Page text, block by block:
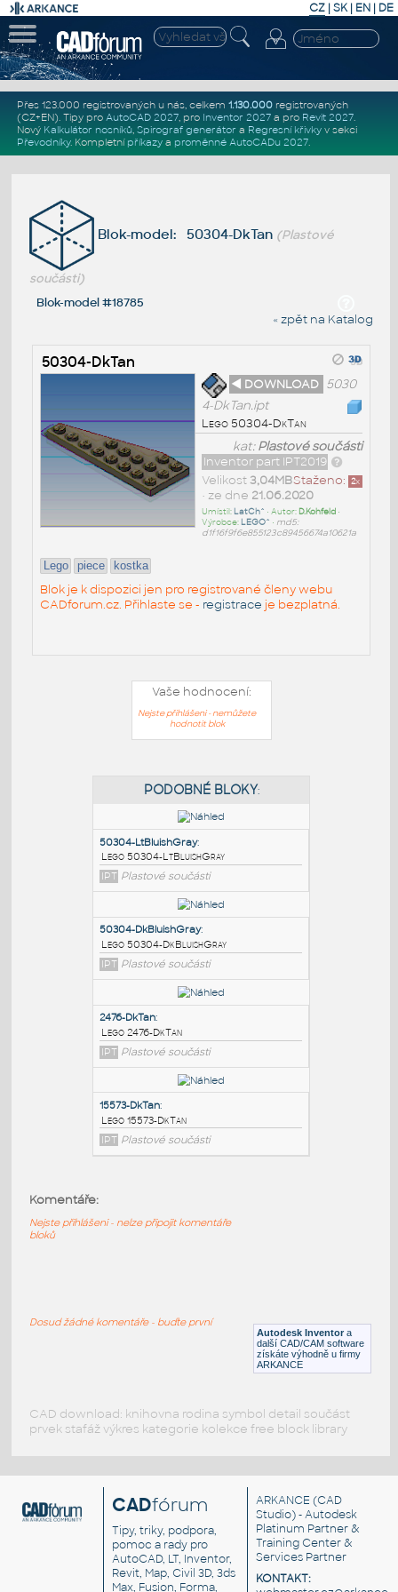
CZ | SK| EN | DE
Přes 123.000 registrovaných u nás, celkem 1.130.000registrovaných
(CZ+EN). Tipy pro AutoCAD 2027, pro Inventor 2027a pro Revit 2027.
Nový Kalkulátor nosníků, Spirograf generátor a Regresní křivkyv sekci
Převodníky. Kompletní příkazya proměnné AutoCADu 2027.
Blok-model: 50304-DkTan (Plastové
součásti)
Blok-model #18785
« zpět na Katalog
50304-DkTan
◄ DOWNLOAD 5030
4-DkTan.ipt
Lego 50304-DkTan
kat:Plastové součásti
Inventor part IPT2019
Staženo: 2x
Velikost3,04MB
• ze dne 21.06.2020
Umístil: LatCh^ • Autor: D.Kohfeld•
Výrobce: LEGO^ • md5:
d1f16f9f6e855123c89456674a10621a
Lego piece kostka
Blok je k dispozici jen pro registrované členy webu
CADforum.cz. Přihlaste se - registrace je bezplatná.
Vaše hodnocení:
Nejste přihlášeni - nemůžete
hodnotit blok
PODOBNÉ BLOKY
50304-LtBluishGray
Lego 50304-LtBluishGray
IPT Plastové součásti
50304-DkBluishGray:
Lego 50304-DkBluishGray
IPT
Plastové součásti
Lego 15573-DkTan
Autodesk Inventor a
další CAD/CAM software
získáte výhodně u firmy
ARKANCE
Komentáře:
Nejste přihlášeni - nelze připojit komentáře
bloků
Dosud žádné komentáře - buďte první
CAD download: knihovna rodina symbol detail součást
prvek stafáž výkres kategorie kolekce free block library
CADfórum
Tipy, triky, podpora,
pomoc a rady pro
AutoCAD, LT, Inventor,
Revit, Map, Civil 3D, 3ds
Max, Fusion, Forma,
ARKANCE (CAD
Studio) - Autodesk
Platinum Partner &
Training Center &
Services Partner
KONTAKT: